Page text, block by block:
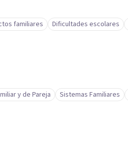
familiares Dificultades escolares
y de Pareja Sistemas Familiares